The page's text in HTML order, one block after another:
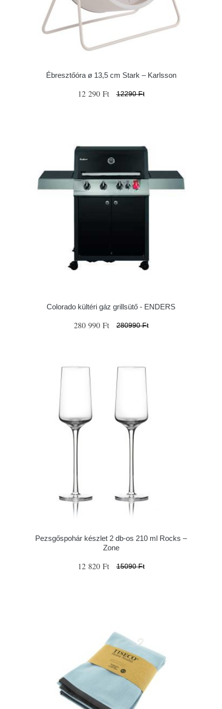
Ébresztőóra ø 13,5 cm Stark – Karlsson
12 290 Ft 12290 Ft
Colorado kültéri gáz grillsütő - ENDERS
280 990 Ft 280990 Ft
Pezsgőspohár készlet 2 db-os 210 ml Rocks –
Zone
12 820 Ft 15090 Ft